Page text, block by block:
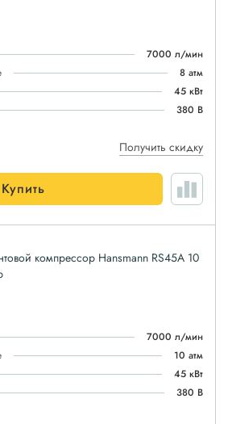
7000 л/мин
8 атм
45 кВт
380 В
Получить скидку
Купить
компрессор Hansmann RS45A 10
7000 л/мин
10 атм
45 кВт
380 В